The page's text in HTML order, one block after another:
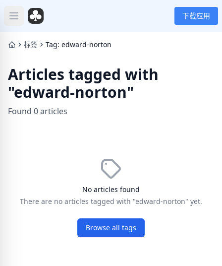
Open main menu 下载应用
标签 Tag: edward-norton
Articles tagged with
"edward-norton"
Found 0 articles
No articles found
There are no articles tagged with "edward-norton" yet.
Browse all tags